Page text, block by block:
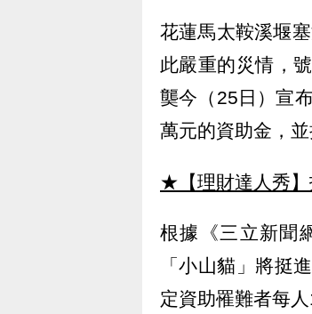
花蓮馬太鞍溪堰
此嚴重的災情，
龑今（25日）宣
萬元的資助金，
★【理財達人秀】
根據《三立新聞
「小山貓」將挺
定資助罹難者每